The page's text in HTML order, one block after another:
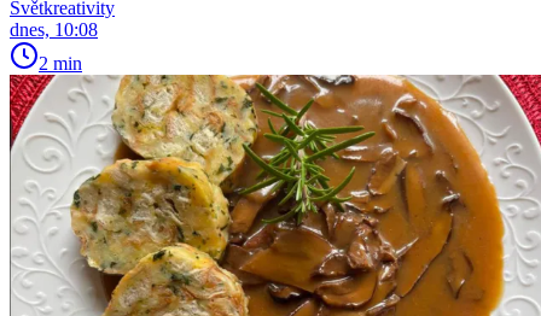
Světkreativity
dnes, 10:08
2 min